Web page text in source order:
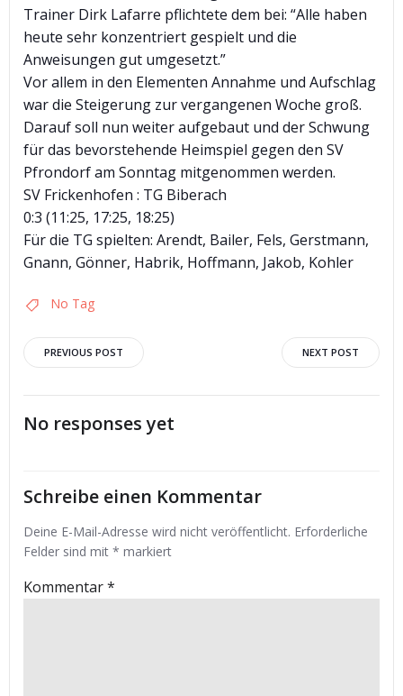
Trainer Dirk Lafarre pflichtete dem bei: “Alle haben
heute sehr konzentriert gespielt und die
Anweisungen gut umgesetzt.”
Vor allem in den Elementen Annahme und Aufschlag
war die Steigerung zur vergangenen Woche groß.
Darauf soll nun weiter aufgebaut und der Schwung
für das bevorstehende Heimspiel gegen den SV
Pfrondorf am Sonntag mitgenommen werden.
SV Frickenhofen : TG Biberach
0:3 (11:25, 17:25, 18:25)
Für die TG spielten: Arendt, Bailer, Fels, Gerstmann,
Gnann, Gönner, Habrik, Hoffmann, Jakob, Kohler
No Tag
Post
navigation
PREVIOUS POST
navigation
NEXT POST
No responses yet
Schreibe einen Kommentar
Deine E-Mail-Adresse wird nicht veröffentlicht. Erforderliche
Felder sind mit * markiert
Kommentar*